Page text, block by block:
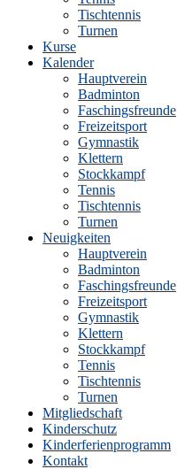
Tischtennis
Turnen
Kurse
Kalender
Hauptverein
Badminton
Faschingsfreunde
Freizeitsport
Gymnastik
Klettern
Stockkampf
Tennis
Tischtennis
Turnen
Neuigkeiten
Hauptverein
Badminton
Faschingsfreunde
Freizeitsport
Gymnastik
Klettern
Stockkampf
Tennis
Tischtennis
Turnen
Mitgliedschaft
Kinderschutz
Kinderferienprogramm
Kontakt